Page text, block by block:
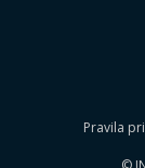
Pravila